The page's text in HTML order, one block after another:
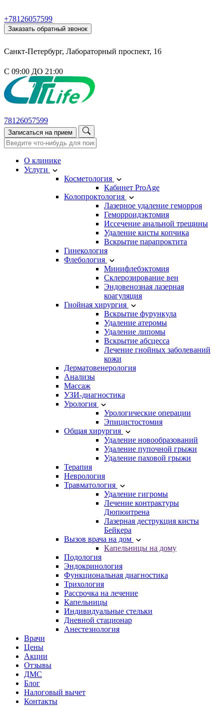
+78126057599
Заказать обратный звонок
Санкт-Петербург, Лабораторный проспект, 16
С 09:00 ДО 21:00
78126057599
Записаться на прием
О клинике
Услуги
Косметология
Кабинет ProAge
Колопроктология
Лазерное удаление геморроя
Геморроидэктомия
Иссечение анальной трещины
Удаление кисты копчика
Вскрытие парапроктита
Гинекология
Флебология
Минифлебэктомия
Склерозирование вен
Эндовенозная лазерная
коагуляция
Гнойная хирургия
Вскрытие фурункула
Удаление атеромы
Удаление липомы
Вскрытие абсцесса
Лечение гнойных заболеваний
кожи
Дерматовенерология
Анализы
Массаж
УЗИ-диагностика
Урология
Урологические операции
Эпицистостомия
Общая хирургия
Удаление новообразований
Удаление пупочной грыжи
Удаление паховой грыжи
Терапия
Неврология
Травматология
Удаление гигромы
Лечение контрактуры
Дюпюитрена
Лазерная деструкция кисты
Бейкера
Вызов врача на дом
Капельницы на дому
Подология
Эндокринология
Функциональная диагностика
Трихология
Рассрочка на лечение
Капельницы
Индивидуальные стельки
Дневной стационар
Анестезиология
Врачи
Цены
Акции
Отзывы
ДМС
Блог
Налоговый вычет
Контакты